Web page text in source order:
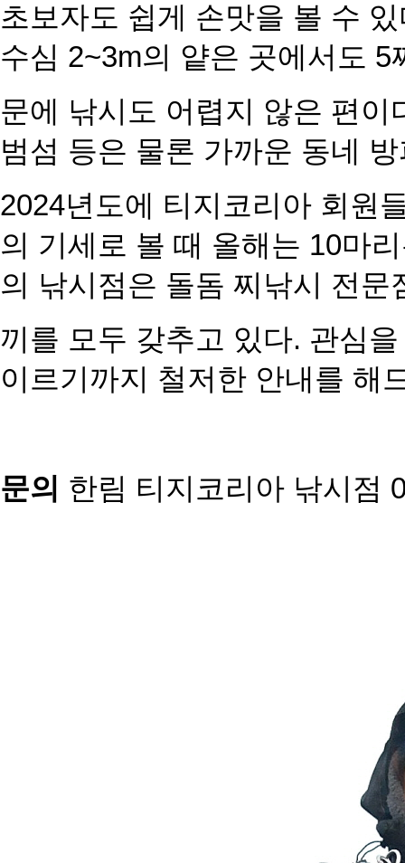
초보자도 쉽게 손맛을 볼 수
수심 2~3m의 얕은 곳에서도 5
문에 낚시도 어렵지 않은 편이
범섬 등은 물론 가까운 동네
2024년도에 티지코리아 회원
의 기세 로 볼 때 올해는 10마
의 낚시점은 돌돔 찌낚시 전문
끼를 모두 갖추고 있다. 관심
이르기까지 철저한 안내를 해
문의 한림 티지코리아 낚시점